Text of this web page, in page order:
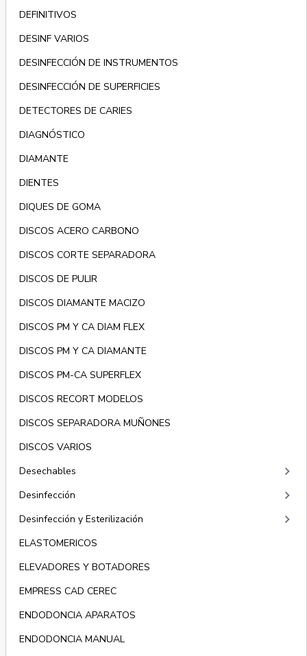
DEFINITIVOS
DESINF VARIOS
DESINFECCIÓN DE INSTRUMENTOS
DESINFECCIÓN DE SUPERFICIES
DETECTORES DE CARIES
DIAGNÓSTICO
DIAMANTE
DIENTES
DIQUES DE GOMA
DISCOS ACERO CARBONO
DISCOS CORTE SEPARADORA
DISCOS DE PULIR
DISCOS DIAMANTE MACIZO
DISCOS PM Y CA DIAM FLEX
DISCOS PM Y CA DIAMANTE
DISCOS PM-CA SUPERFLEX
DISCOS RECORT MODELOS
DISCOS SEPARADORA MUÑONES
DISCOS VARIOS
Desechables
keyboard_arrow_right
Desinfección keyboard_arrow_right
Desinfección y Esterilización keyboard_arrow_right
ELASTOMERICOS
ELEVADORES Y BOTADORES
EMPRESS CAD CEREC
ENDODONCIA APARATOS
ENDODONCIA MANUAL